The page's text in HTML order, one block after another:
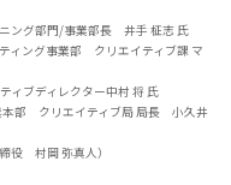
ング部門/事業部長 井手 柾志 氏
ィング事業部 クリエイティブ課 マ
ィブディレクター中村 将 氏
本部 クリエイティブ局 局長 小久井
役 村岡 弥真人）